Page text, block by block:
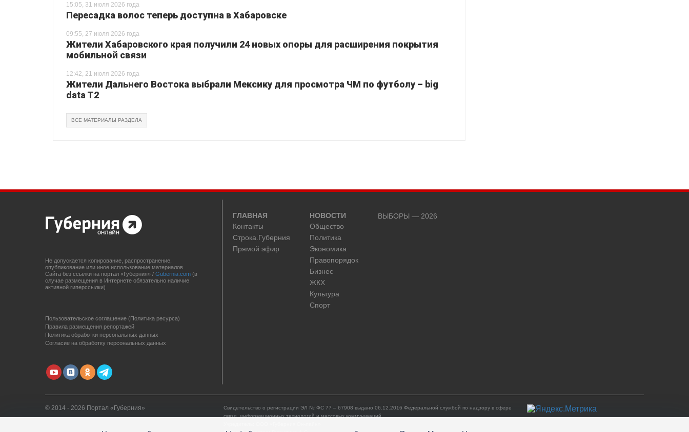
15:05, 31 июля 2026 года
Пересадка волос теперь доступна в Хабаровске
09:55, 27 июля 2026 года
Жители Хабаровского края получили 24 новых опоры для расширения покрытия
мобильной связи
12:42, 21 июля 2026 года
Жители Дальнего Востока выбрали Мексику для просмотра ЧМ по футболу – big
data T2
ВСЕ МАТЕРИАЛЫ РАЗДЕЛА
Не допускается копирование, распространение,
опубликование или иное использование материалов
Сайта без ссылки на портал «Губерния» / Gubernia.com (в
случае размещения в Интернете обязательно наличие
активной гиперссылки)
Пользовательское соглашение (Политика ресурса)
Правила размещения репортажей
Политика обработки персональных данных
Согласие на обработку персональных данных
ГЛАВНАЯ
Контакты
Строка.Губерния
Прямой эфир
НОВОСТИ
Общество
Политика
Экономика
Правопорядок
Бизнес
ЖКХ
Культура
Спорт
ВЫБОРЫ — 2026
© 2014 - 2026 Портал «Губерния»
Свидетельство о регистрации ЭЛ № ФС 77 – 67908 выдано 06.12.2016 Федеральной службой по надзору в сфере
связи, информационных технологий и массовых коммуникаций.